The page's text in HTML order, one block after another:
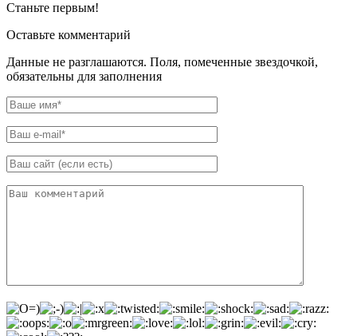
Станьте первым!
Оставьте комментарий
Данные не разглашаются. Поля, помеченные звездочкой,
обязательны для заполнения